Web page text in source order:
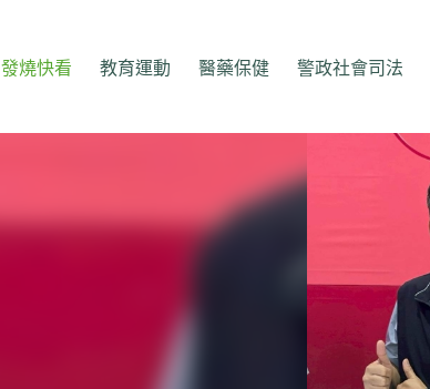
發燒快看 教育運動 醫藥保健 警政社會司法